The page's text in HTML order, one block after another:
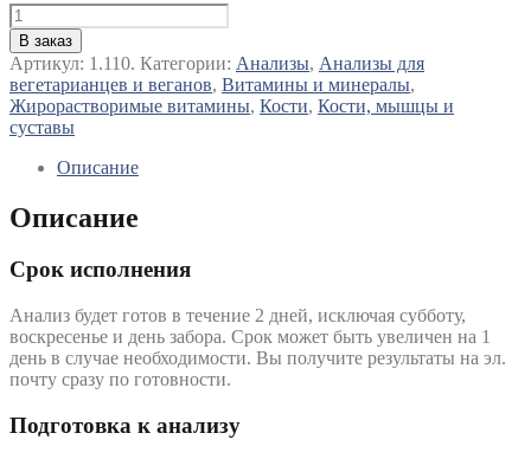
Количество
25-
ОН
Витамин
Д
В заказ
Артикул: 1.110. Категории: Анализы, Анализы для
вегетарианцев и веганов, Витамины и минералы,
Жирорастворимые витамины, Кости, Кости, мышцы и
суставы
Описание
Описание
Срок исполнения
Анализ будет готов в течение 2 дней, исключая субботу,
воскресенье и день забора. Срок может быть увеличен на 1
день в случае необходимости. Вы получите результаты на эл.
почту сразу по готовности.
Подготовка к анализу